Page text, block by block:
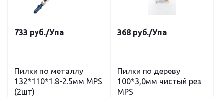
733 руб./Упа
Пилки по металлу
132*110*1.8-2.5мм MPS
(2шт)
368 руб./Упа
Пилки по дереву
100*3,0мм чистый рез
MPS